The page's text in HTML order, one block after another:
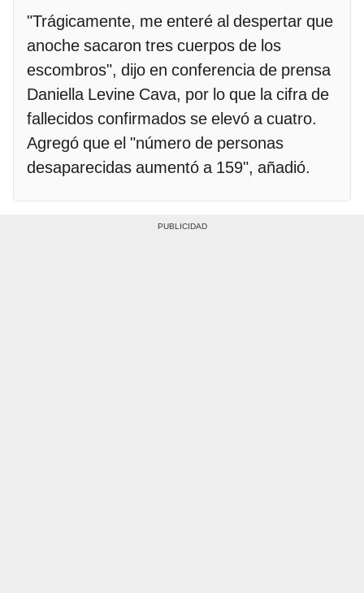
"Trágicamente, me enteré al despertar que
anoche sacaron tres cuerpos de los
escombros", dijo en conferencia de prensa
Daniella Levine Cava, por lo que la cifra de
fallecidos confirmados se elevó a cuatro.
Agregó que el "número de personas
desaparecidas aumentó a 159", añadió.